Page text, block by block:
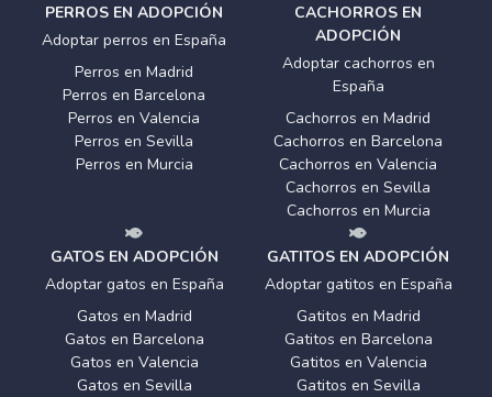
PERROS EN ADOPCIÓN
Adoptar perros en España
Perros en Madrid
Perros en Barcelona
Perros en Valencia
Perros en Sevilla
Perros en Murcia
CACHORROS EN
ADOPCIÓN
Adoptar cachorros en
España
Cachorros en Madrid
Cachorros en Barcelona
Cachorros en Valencia
Cachorros en Sevilla
Cachorros en Murcia
GATOS EN ADOPCIÓN
Adoptar gatos en España
Gatos en Madrid
Gatos en Barcelona
Gatos en Valencia
Gatos en Sevilla
GATITOS EN ADOPCIÓN
Adoptar gatitos en España
Gatitos en Madrid
Gatitos en Barcelona
Gatitos en Valencia
Gatitos en Sevilla